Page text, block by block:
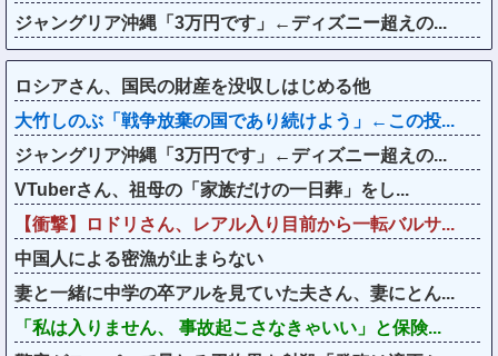
ジャングリア沖縄「3万円です」←ディズニー超えの...
ロシアさん、国民の財産を没収しはじめる他
大竹しのぶ「戦争放棄の国であり続けよう」←この投...
ジャングリア沖縄「3万円です」←ディズニー超えの...
VTuberさん、祖母の「家族だけの一日葬」をし...
【衝撃】ロドリさん、レアル入り目前から一転バルサ...
中国人による密漁が止まらない
妻と一緒に中学の卒アルを見ていた夫さん、妻にとん...
「私は入りません、 事故起こさなきゃいい」と保険...